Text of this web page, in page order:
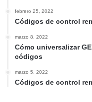
febrero 25, 2022
Códigos de control
marzo 8, 2022
Cómo universalizar
códigos
marzo 5, 2022
Códigos de control